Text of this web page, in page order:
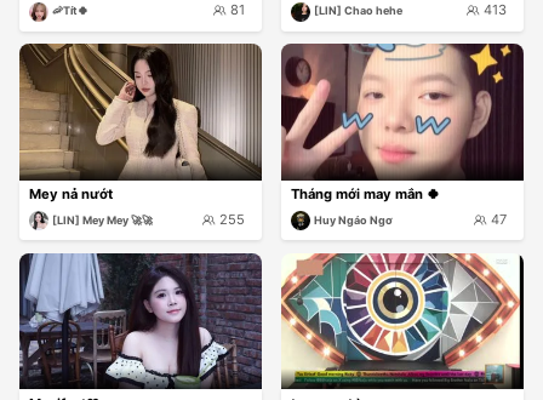
🦐Tít🍀 81 [LIN] Chao hehe 413
Mey nả nướt
[LIN] Mey Mey 🚀🚀 255
Tháng mới may mắn 🍀
Huy Ngáo Ngơ 47